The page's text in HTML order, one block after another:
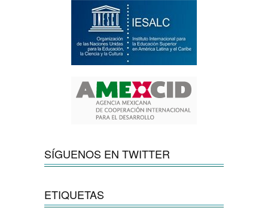
SÍGUENOS EN TWITTER
ETIQUETAS